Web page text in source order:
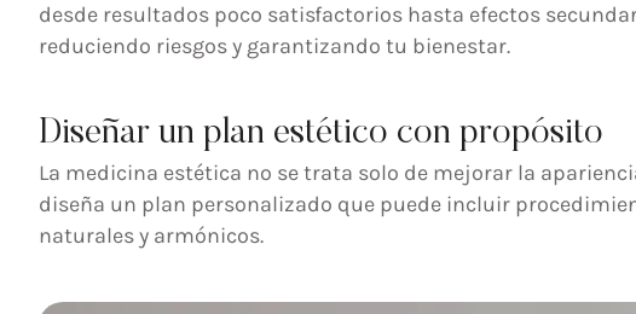
desde resultados poco satisfactorios hasta efectos
reduciendo riesgos y garantizando tu bienestar.
Diseñar un plan estético con propósito
La medicina estética no se trata solo de mejorar la
diseña un plan personalizado que puede incluir
naturales y armónicos.